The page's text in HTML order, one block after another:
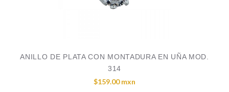
ANILLO DE PLATA CON MONTADURA EN UÑA MOD.
314
$159.00 mxn